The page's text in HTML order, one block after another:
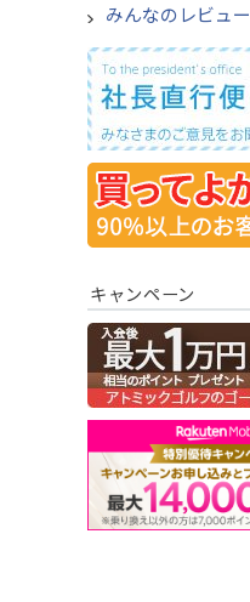
みんなのレビュー
キャンペーン